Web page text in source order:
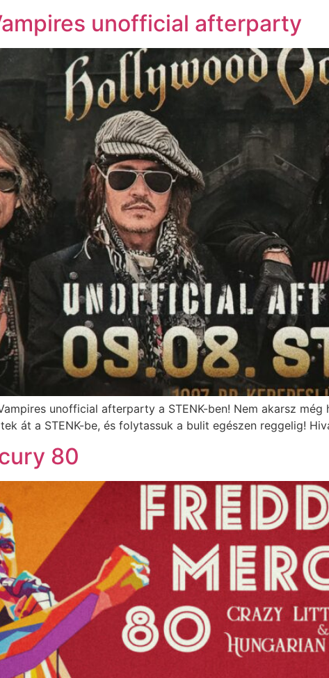
unofficial afterparty
unofficial afterparty a STENK-ben! Nem akarsz
át a STENK-be, és folytassuk a bulit egészen reggelig!
80